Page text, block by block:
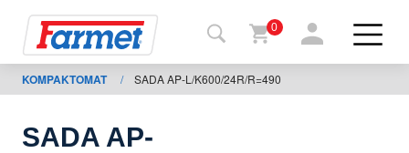
0
KOMPAKTOMAT / SADA AP-L/K600/24R/R=490
SADA AP-